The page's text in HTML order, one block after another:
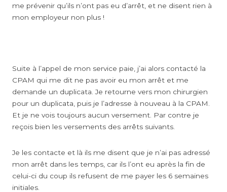
me prévenir qu’ils n’ont pas eu d’arrêt, et ne disent rien à
mon employeur non plus !
Suite à l’appel de mon service paie, j’ai alors contacté la
CPAM qui me dit ne pas avoir eu mon arrêt et me
demande un duplicata. Je retourne vers mon chirurgien
pour un duplicata, puis je l’adresse à nouveau à la CPAM.
Et je ne vois toujours aucun versement. Par contre je
reçois bien les versements des arrêts suivants.
Je les contacte et là ils me disent que je n’ai pas adressé
mon arrêt dans les temps, car ils l’ont eu après la fin de
celui-ci du coup ils refusent de me payer les 6 semaines
initiales.